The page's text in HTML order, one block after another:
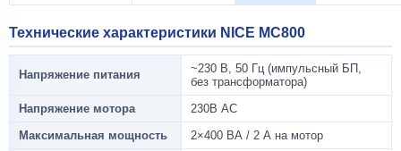
Технические характеристики NICE MC800
Напряжение питания
~230 В, 50 Гц (импульсный БП,
без трансформатора)
Напряжение мотора
230В AC
Максимальная мощность
2×400 ВА / 2 А на мотор